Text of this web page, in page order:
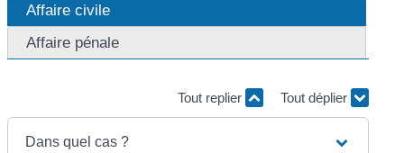
Affaire civile
Affaire pénale
Tout replier Tout déplier
Dans quel cas ?